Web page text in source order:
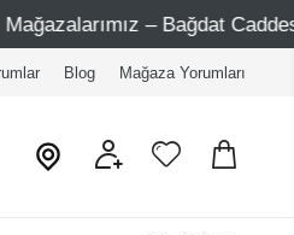
– Bağdat Caddesi 1 -
Blog Mağaza Yorumları